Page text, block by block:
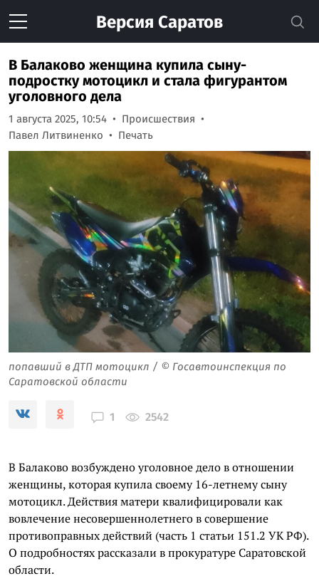
Версия Саратов
В Балаково женщина купила сыну-
подростку мотоцикл и стала фигурантом
уголовного дела
1 августа 2025, 10:54
Происшествия
Павел Литвиненко
Печать
попавший в ДТП мотоцикл / © Госавтоинспекция по
Саратовской области
1 2542
В Балаково возбуждено уголовное дело в отношении
женщины, которая купила своему 16-летнему сыну
мотоцикл. Действия матери квалифицировали как
вовлечение несовершеннолетнего в совершение
противоправных действий (часть 1 статьи 151.2 УК РФ).
О подробностях рассказали в прокуратуре Саратовской
области.